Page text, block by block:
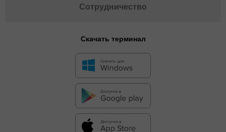
Сотрудничество
Скачать терминал